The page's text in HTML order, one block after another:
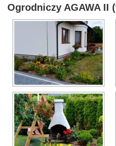
Ogrodniczy AGAWA II